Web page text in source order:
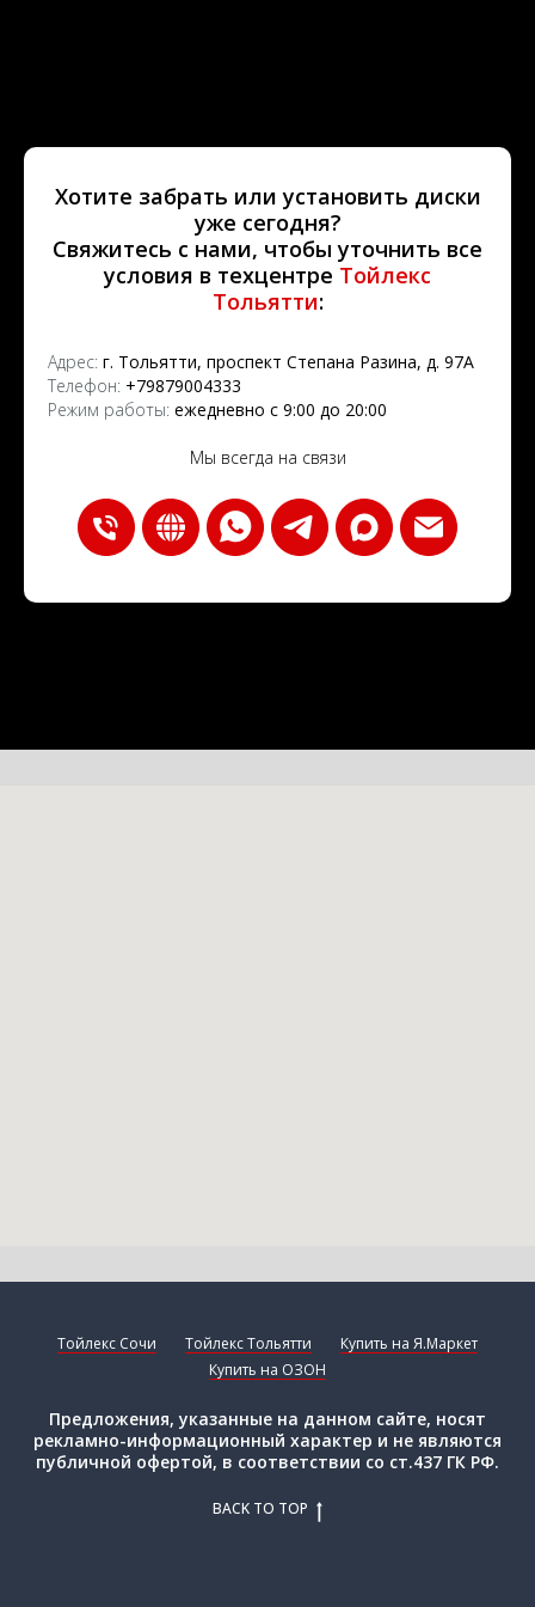
Хотите забрать или установить диски
уже сегодня?
Свяжитесь с нами, чтобы уточнить все
условия в техцентре Тойлекс
Тольятти:
Адрес: г. Тольятти, проспект Степана Разина, д. 97А
Телефон: +79879004333
Режим работы: ежедневно с 9:00 до 20:00
Мы всегда на связи
Тойлекс Сочи Тойлекс Тольятти
Купить на Я.Маркет
Купить на ОЗОН
Предложения, указанные на данном сайте, носят
рекламно-информационный характер и не являются
публичной офертой, в соответствии со ст.437 ГК РФ.
BACK TO TOP